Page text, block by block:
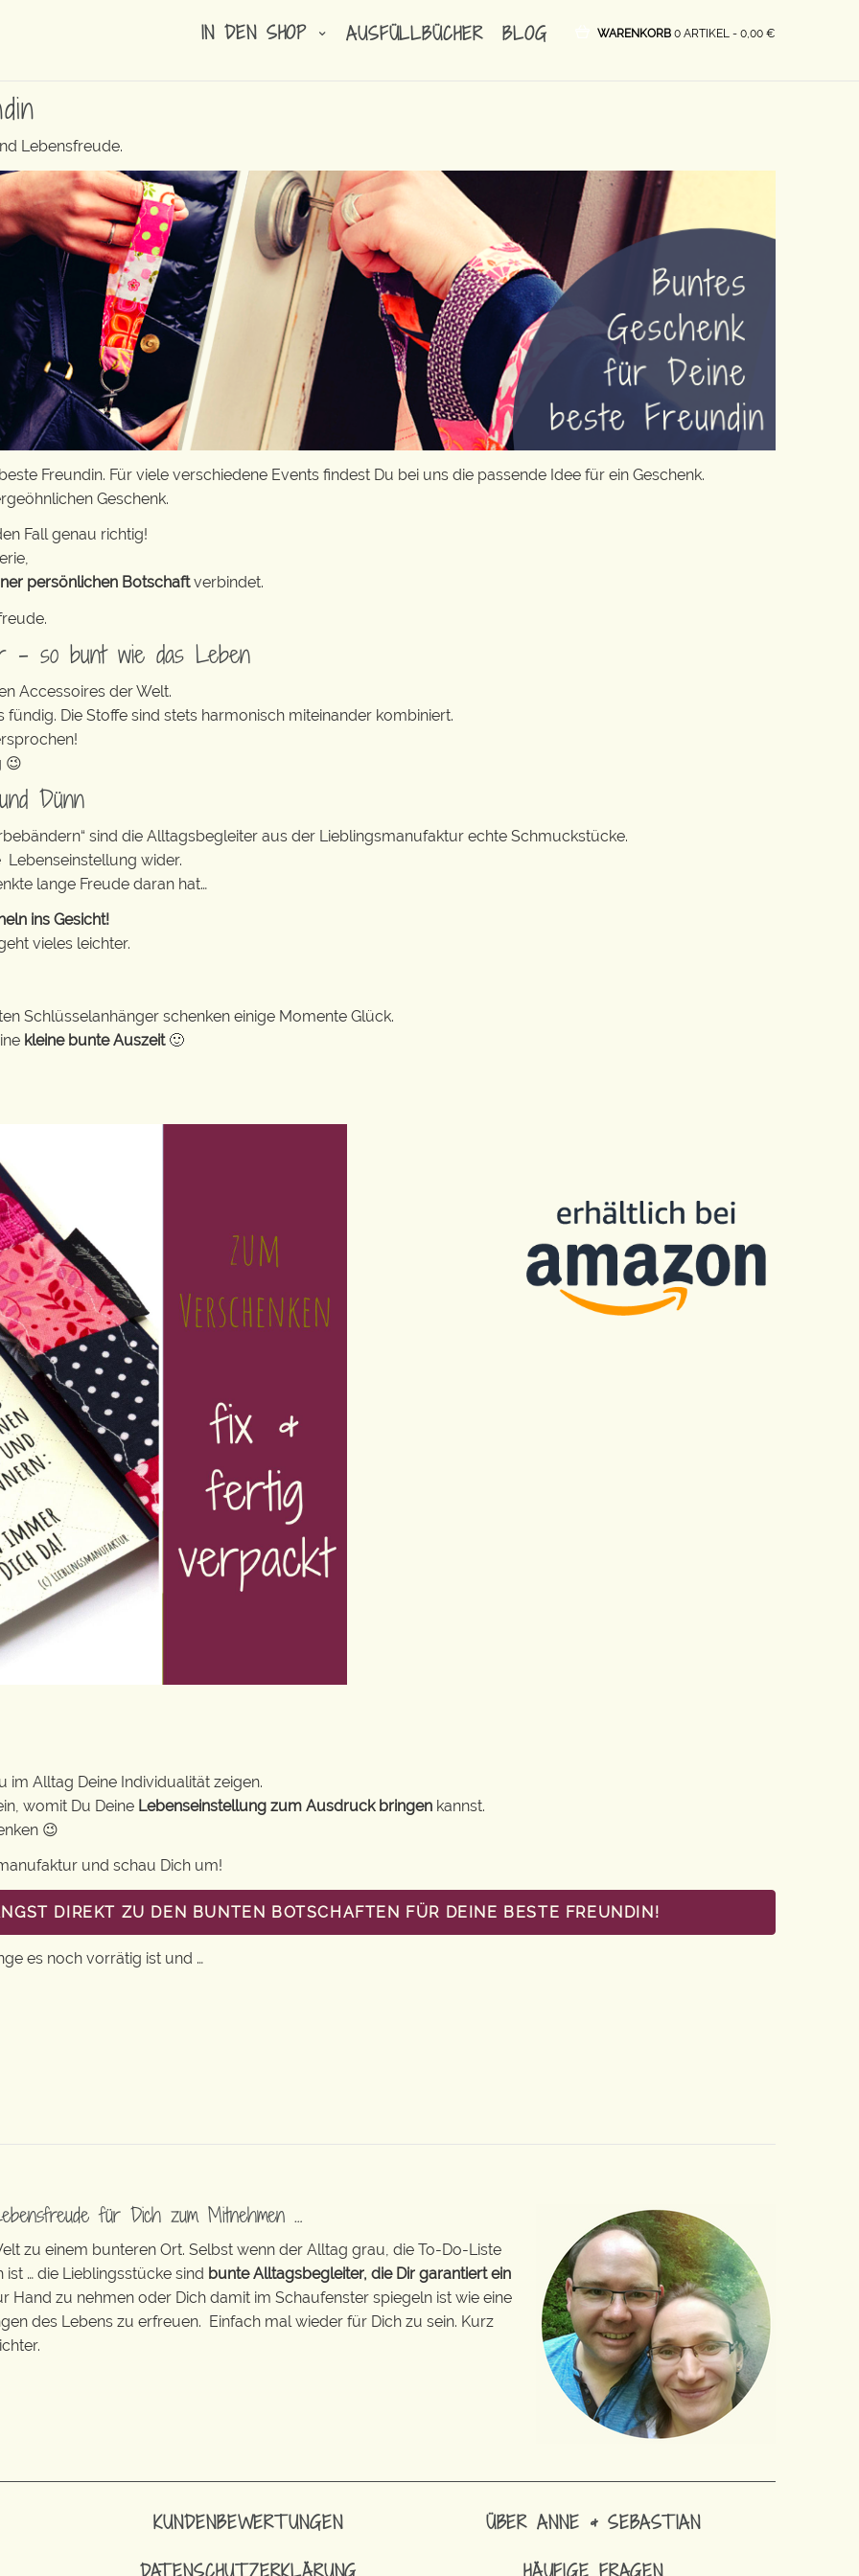
IN DEN SHOP AUSFÜLLBÜCHER BLOG WARENKORB 0 ARTIKEL - 0,00 €
Lebensfreude.
Freundin. Für viele verschiedene Events findest Du bei uns die passende Idee für ein Geschenk.
Geschenk.
Fall genau richtig!
persönlichen Botschaftverbindet.
– so bunt wie das Leben
Accessoires der Welt.
fündig. Die Stoffe sind stets harmonisch miteinander kombiniert.
😉
Dünn
sind die Alltagsbegleiter aus der Lieblingsmanufaktur echte Schmuckstücke.
Lebenseinstellung wider.
lange Freude daran hat…
ins Gesicht!
vieles leichter.
Schlüsselanhänger schenken einige Momente Glück.
kleine bunte Auszeit🙂
im Alltag Deine Individualität zeigen.
womit Du Deine Lebenseinstellung zum Ausdruck bringen kannst.
😉
und schau Dich um!
DIREKT ZU DEN BUNTEN BOTSCHAFTEN FÜR DEINE BESTE FREUNDIN!
es noch vorrätig ist und …
für Dich zum Mitnehmen …
zu einem bunteren Ort. Selbst wenn der Alltag grau, die To-Do-Liste
… die Lieblingsstücke sind bunte Alltagsbegleiter, die Dir garantiert ein
Hand zu nehmen oder Dich damit im Schaufenster spiegeln ist wie eine
des Lebens zu erfreuen. Einfach mal wieder für Dich zu sein. Kurz
KUNDENBEWERTUNGEN
DATENSCHUTZERKLÄRUNG
ÜBER ANNE & SEBASTIAN
HÄUFIGE FRAGEN